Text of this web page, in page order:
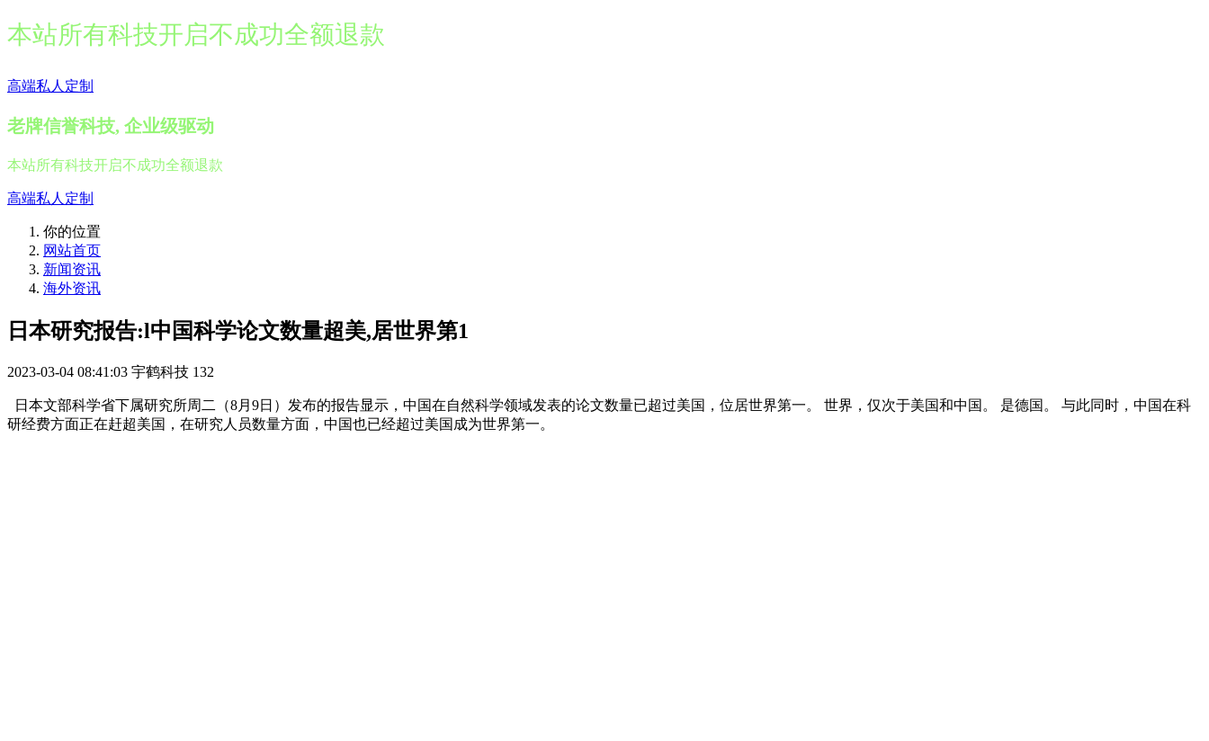
本站所有科技开启不成功全额退款
高端私人定制
老牌信誉科技, 企业级驱动
本站所有科技开启不成功全额退款
高端私人定制
你的位置
网站首页
新闻资讯
海外资讯
日本研究报告:l中国科学论文数量超美,居世界第1
2023-03-04 08:41:03 宇鹤科技 132
日本文部科学省下属研究所周二（8月9日）发布的报告显示，中国在自然科学领域发表的论文数量已超过美国，位居世界第一。 世界，仅次于美国和中国。 是德国。 与此同时，中国在科
研经费方面正在赶超美国，在研究人员数量方面，中国也已经超过美国成为世界第一。